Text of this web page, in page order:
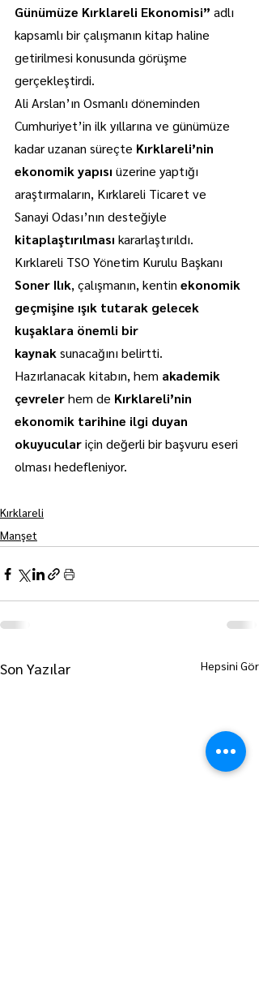
Günümüze Kırklareli Ekonomisi” adlı
kapsamlı bir çalışmanın kitap haline
getirilmesi konusunda görüşme
gerçekleştirdi.
Ali Arslan’ın Osmanlı döneminden
Cumhuriyet’in ilk yıllarına ve günümüze
kadar uzanan süreçte Kırklareli’nin
ekonomik yapısı üzerine yaptığı
araştırmaların, Kırklareli Ticaret ve
Sanayi Odası’nın desteğiyle
kitaplaştırılması kararlaştırıldı.
Kırklareli TSO Yönetim Kurulu Başkanı
Soner Ilık, çalışmanın, kentin ekonomik
geçmişine ışık tutarak gelecek
kuşaklara önemli bir
kaynak sunacağını belirtti.
Hazırlanacak kitabın, hem akademik
çevreler hem de Kırklareli’nin
ekonomik tarihine ilgi duyan
okuyucular için değerli bir başvuru eseri
olması hedefleniyor.
Kırklareli
Manşet
Son Yazılar Hepsini Gör